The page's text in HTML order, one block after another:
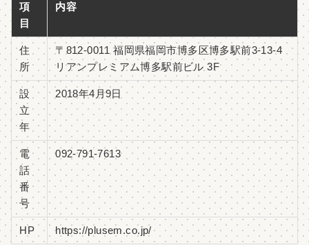
項
目
内容
住
所
〒812-0011 福岡県福岡市博多区博多駅前3-13-4
リアンプレミアム博多駅前ビル 3F
設
立
年
2018年4月9日
電
話
番
号
092-791-7613
HP https://plusem.co.jp/